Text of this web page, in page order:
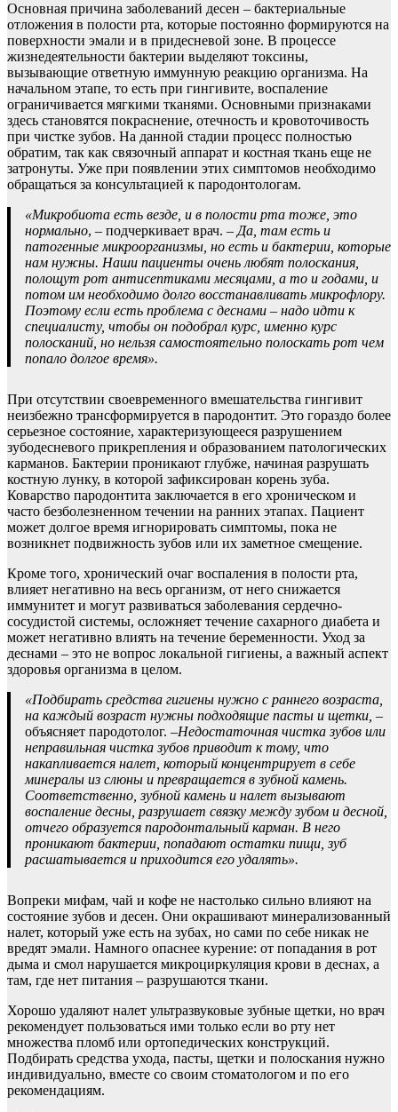
Основная причина заболеваний десен – бактериальные
отложения в полости рта, которые постоянно формируются на
поверхности эмали и в придесневой зоне. В процессе
жизнедеятельности бактерии выделяют токсины,
вызывающие ответную иммунную реакцию организма. На
начальном этапе, то есть при гингивите, воспаление
ограничивается мягкими тканями. Основными признаками
здесь становятся покраснение, отечность и кровоточивость
при чистке зубов. На данной стадии процесс полностью
обратим, так как связочный аппарат и костная ткань еще не
затронуты. Уже при появлении этих симптомов необходимо
обращаться за консультацией к пародонтологам.
«Микробиота есть везде, и в полости рта тоже, это
нормально, – подчеркивает врач. – Да, там есть и
патогенные микроорганизмы, но есть и бактерии, которые
нам нужны. Наши пациенты очень любят полоскания,
полощут рот антисептиками месяцами, а то и годами, и
потом им необходимо долго восстанавливать микрофлору.
Поэтому если есть проблема с деснами – надо идти к
специалисту, чтобы он подобрал курс, именно курс
полосканий, но нельзя самостоятельно полоскать рот чем
попало долгое время».
При отсутствии своевременного вмешательства гингивит
неизбежно трансформируется в пародонтит. Это гораздо более
серьезное состояние, характеризующееся разрушением
зубодесневого прикрепления и образованием патологических
карманов. Бактерии проникают глубже, начиная разрушать
костную лунку, в которой зафиксирован корень зуба.
Коварство пародонтита заключается в его хроническом и
часто безболезненном течении на ранних этапах. Пациент
может долгое время игнорировать симптомы, пока не
возникнет подвижность зубов или их заметное смещение.
Кроме того, хронический очаг воспаления в полости рта,
влияет негативно на весь организм, от него снижается
иммунитет и могут развиваться заболевания сердечно-
сосудистой системы, осложняет течение сахарного диабета и
может негативно влиять на течение беременности. Уход за
деснами – это не вопрос локальной гигиены, а важный аспект
здоровья организма в целом.
«Подбирать средства гигиены нужно с раннего возраста,
на каждый возраст нужны подходящие пасты и щетки, –
объясняет пародотолог. –Недостаточная чистка зубов или
неправильная чистка зубов приводит к тому, что
накапливается налет, который концентрирует в себе
минералы из слюны и превращается в зубной камень.
Соответственно, зубной камень и налет вызывают
воспаление десны, разрушает связку между зубом и десной,
отчего образуется пародонтальный карман. В него
проникают бактерии, попадают остатки пищи, зуб
расшатывается и приходится его удалять».
Вопреки мифам, чай и кофе не настолько сильно влияют на
состояние зубов и десен. Они окрашивают минерализованный
налет, который уже есть на зубах, но сами по себе никак не
вредят эмали. Намного опаснее курение: от попадания в рот
дыма и смол нарушается микроциркуляция крови в деснах, а
там, где нет питания – разрушаются ткани.
Хорошо удаляют налет ультразвуковые зубные щетки, но врач
рекомендует пользоваться ими только если во рту нет
множества пломб или ортопедических конструкций.
Подбирать средства ухода, пасты, щетки и полоскания нужно
индивидуально, вместе со своим стоматологом и по его
рекомендациям.